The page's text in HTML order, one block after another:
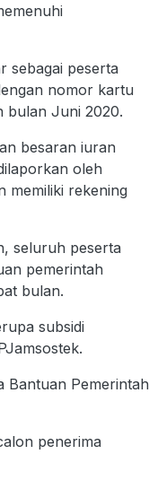
sebagai peserta
nomor kartu
bulan Juni 2020.
besaran iuran
oleh
memiliki rekening
seluruh peserta
pemerintah
bulan.
subsidi
Bantuan Pemerintah
penerima